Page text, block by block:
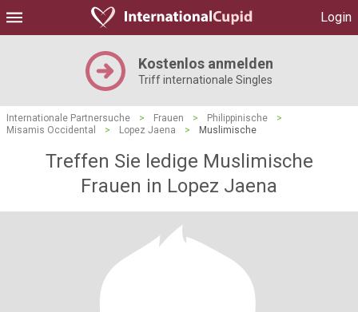
Login
Kostenlos anmelden
Triff internationale Singles
Internationale Partnersuche > Frauen > Philippinische
>
Misamis Occidental
> Lopez Jaena > Muslimische
Treffen Sie ledige Muslimische
Frauen in Lopez Jaena